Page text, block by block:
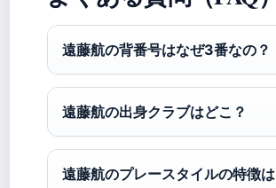
遠藤航の背番号はなぜ3番なの？
遠藤航の出身クラブはどこ？
遠藤航のプレースタイルの特徴は